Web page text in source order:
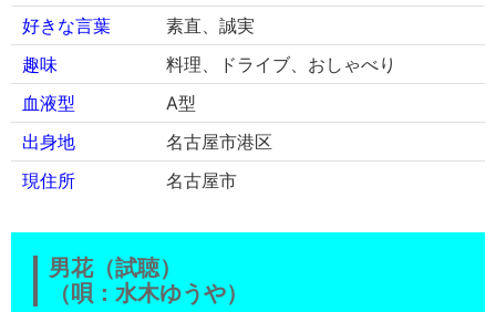
好きな言葉
素直、誠実
趣味
料理、ドライブ、おしゃべり
血液型
A型
出身地
名古屋市港区
現住所
名古屋市
男花（試聴）
（唄：水木ゆうや）